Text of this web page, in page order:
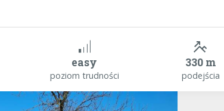
easy
poziom trudności
330 m
podejścia